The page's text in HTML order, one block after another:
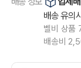
배송 유의
벨비 상품
배송비